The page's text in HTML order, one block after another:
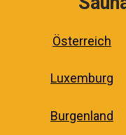
Österreich
Luxemburg
Burgenland